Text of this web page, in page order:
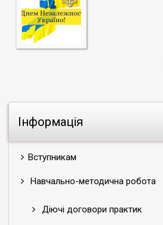
Інформація
Вступникам
Навчально-методична робота
Діючі договори практик